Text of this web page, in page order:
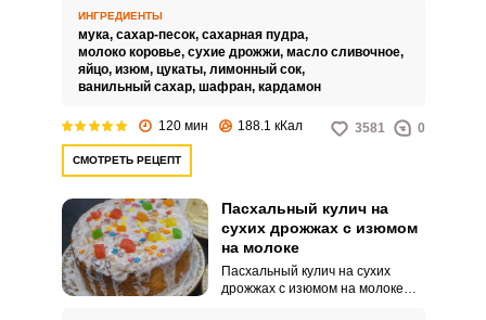
день – праздник, который
нельзя представить без
ароматного, нежного,
удивительно вкусного и
приготовленный своими руками,
он станет истинным
и детей.
ИНГРЕДИЕНТЫ
мука, сахар-песок, сахарная пудра,
молоко коровье, сухие дрожжи, масло сливочное,
яйцо, изюм, цукаты, лимонный сок,
ванильный сахар, шафран, кардамон
120 мин 188.1 кКал 3581 0
СМОТРЕТЬ РЕЦЕПТ
Пасхальный кулич на
сухих дрожжах с изюмом
на молоке
Пасхальный кулич на сухих
дрожжах с изюмом на молоке